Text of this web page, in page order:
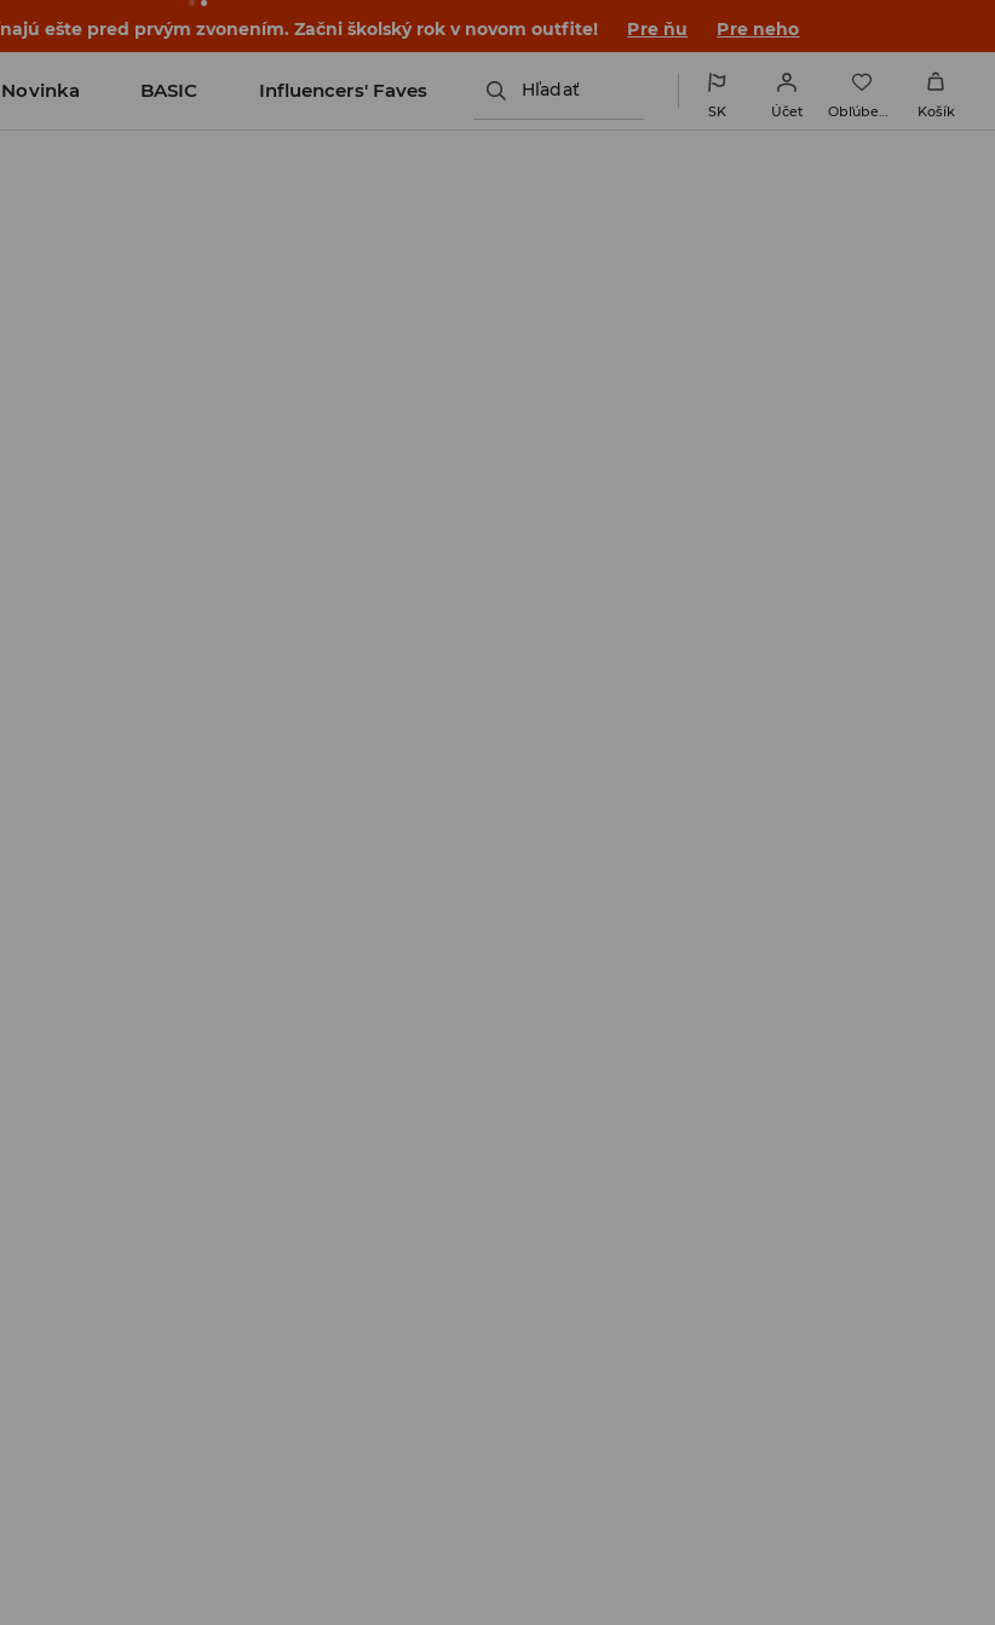
ešte pred prvým zvonením. Začni školský rok v novom outfite! Pre ňu Pre neho
Novinka BASIC Influencers' Faves Hľadať
SK Účet Obľúbené Košík